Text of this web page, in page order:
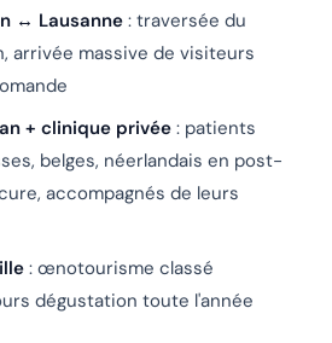
↔ Lausanne: traversée du
arrivée massive de visiteurs
+ clinique privée : patients
belges, néerlandais en post-
accompagnés de leurs
: œnotourisme classé
dégustation toute l'année